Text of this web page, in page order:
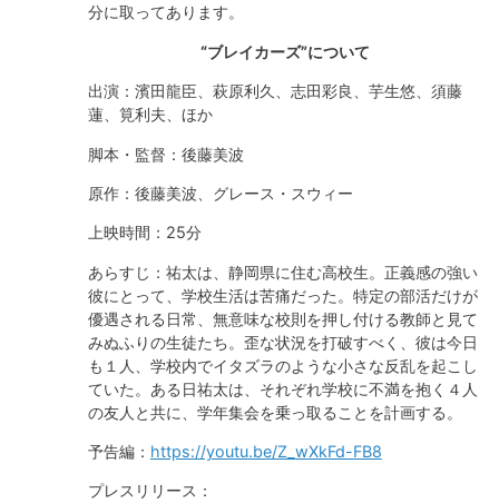
分に取ってあります。
“ブレイカーズ”について
出演：濱田龍臣、萩原利久、志田彩良、芋生悠、須藤
蓮、筧利夫、ほか
脚本・監督：後藤美波
原作：後藤美波、グレース・スウィー
上映時間：25分
あらすじ：祐太は、静岡県に住む高校生。正義感の強い
彼にとって、学校生活は苦痛だった。特定の部活だけが
優遇される日常、無意味な校則を押し付ける教師と見て
みぬふりの生徒たち。歪な状況を打破すべく、彼は今日
も１人、学校内でイタズラのような小さな反乱を起こし
ていた。ある日祐太は、それぞれ学校に不満を抱く４人
の友人と共に、学年集会を乗っ取ることを計画する。
予告編： https://youtu.be/Z_wXkFd-FB8
プレスリリース：